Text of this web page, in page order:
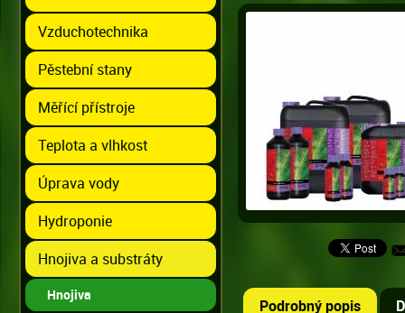
Vzduchotechnika
Pěstební stany
Měřící přístroje
Teplota a vlhkost
Úprava vody
Hydroponie
Hnojiva a substráty
Hnojiva
Podrobný popis